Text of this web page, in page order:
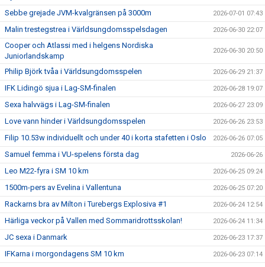
Sebbe grejade JVM-kvalgränsen på 3000m 2026-07-01 07:43
Malin trestegstrea i Världsungdomsspelsdagen 2026-06-30 22:07
Cooper och Atlassi med i helgens Nordiska
Juniorlandskamp
2026-06-30 20:50
Philip Björk tvåa i Världsungdomsspelen 2026-06-29 21:37
IFK Lidingö sjua i Lag-SM-finalen 2026-06-28 19:07
Sexa halvvägs i Lag-SM-finalen 2026-06-27 23:09
Love vann hinder i Världsungdomsspelen 2026-06-26 23:53
Filip 10.53w individuellt och under 40 i korta stafetten i Oslo 2026-06-26 07:05
Samuel femma i VU-spelens första dag 2026-06-26
Leo M22-fyra i SM 10 km 2026-06-25 09:24
1500m-pers av Evelina i Vallentuna 2026-06-25 07:20
Rackarns bra av Milton i Turebergs Explosiva #1 2026-06-24 12:54
Härliga veckor på Vallen med Sommaridrottsskolan! 2026-06-24 11:34
JC sexa i Danmark 2026-06-23 17:37
IFKarna i morgondagens SM 10 km 2026-06-23 07:14